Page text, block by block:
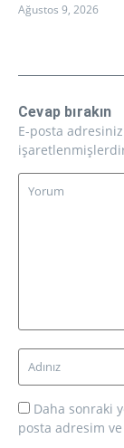
Ağustos 9, 2026
Cevap bırakın
E-posta
Daha sonraki
posta adresim